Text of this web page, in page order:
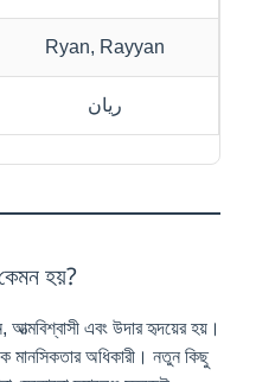
Ryan, Rayyan
ريان
হয়?
আত্মবিশ্বাসী এবং উদার হৃদয়ের হয়।
মানসিকতার অধিকারী। নতুন কিছু